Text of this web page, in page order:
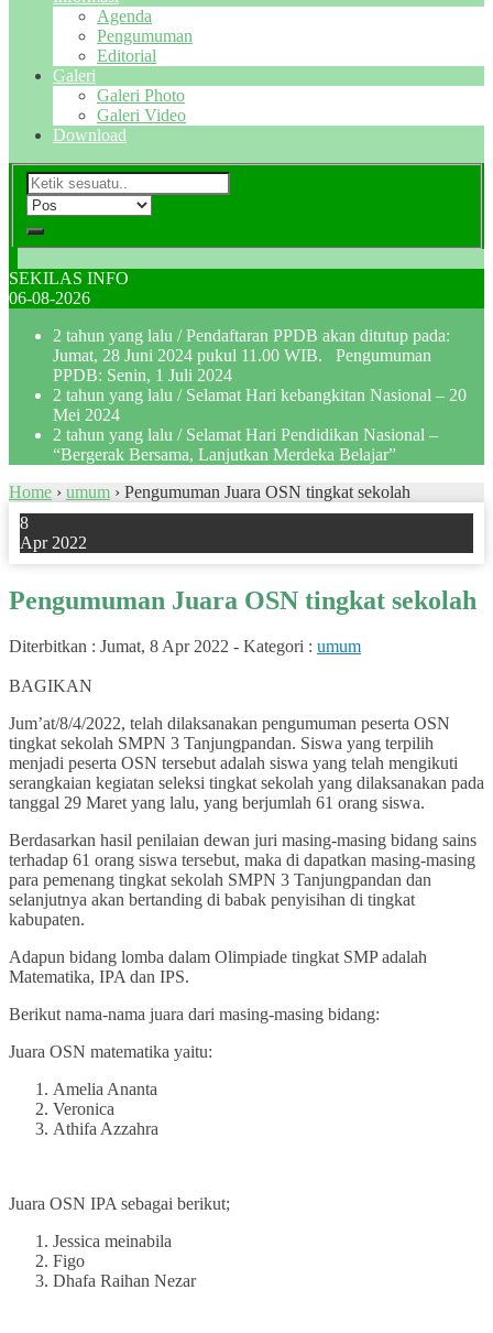
Agenda
Pengumuman
Editorial
Galeri
Galeri Photo
Galeri Video
Download
SEKILAS INFO
06-08-2026
2 tahun yang lalu / Pendaftaran PPDB akan ditutup pada:
Jumat, 28 Juni 2024 pukul 11.00 WIB. Pengumuman
PPDB: Senin, 1 Juli 2024
2 tahun yang lalu / Selamat Hari kebangkitan Nasional – 20
Mei 2024
2 tahun yang lalu / Selamat Hari Pendidikan Nasional –
“Bergerak Bersama, Lanjutkan Merdeka Belajar”
Home › umum › Pengumuman Juara OSN tingkat sekolah
8
Apr 2022
Pengumuman Juara OSN tingkat sekolah
Diterbitkan : Jumat, 8 Apr 2022 - Kategori : umum
BAGIKAN
Jum’at/8/4/2022, telah dilaksanakan pengumuman peserta OSN
tingkat sekolah SMPN 3 Tanjungpandan. Siswa yang terpilih
menjadi peserta OSN tersebut adalah siswa yang telah mengikuti
serangkaian kegiatan seleksi tingkat sekolah yang dilaksanakan pada
tanggal 29 Maret yang lalu, yang berjumlah 61 orang siswa.
Berdasarkan hasil penilaian dewan juri masing-masing bidang sains
terhadap 61 orang siswa tersebut, maka di dapatkan masing-masing
para pemenang tingkat sekolah SMPN 3 Tanjungpandan dan
selanjutnya akan bertanding di babak penyisihan di tingkat
kabupaten.
Adapun bidang lomba dalam Olimpiade tingkat SMP adalah
Matematika, IPA dan IPS.
Berikut nama-nama juara dari masing-masing bidang:
Juara OSN matematika yaitu:
Amelia Ananta
Veronica
Athifa Azzahra
Juara OSN IPA sebagai berikut;
Jessica meinabila
Figo
Dhafa Raihan Nezar